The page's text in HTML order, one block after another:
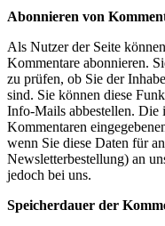
Abonnieren von
Als Nutzer der Seite
Kommentare abonnieren.
zu prüfen, ob Sie der
sind. Sie können diese
Info-Mails abbestellen. Die
Kommentaren
wenn Sie diese Daten für
Newsletterbestellung) an
jedoch bei uns.
Speicherdauer der